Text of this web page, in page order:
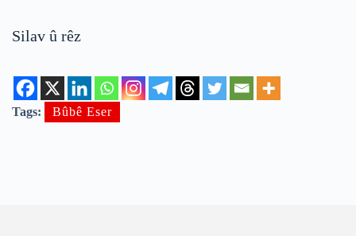
Silav û rêz
Tags: Bûbê Eser